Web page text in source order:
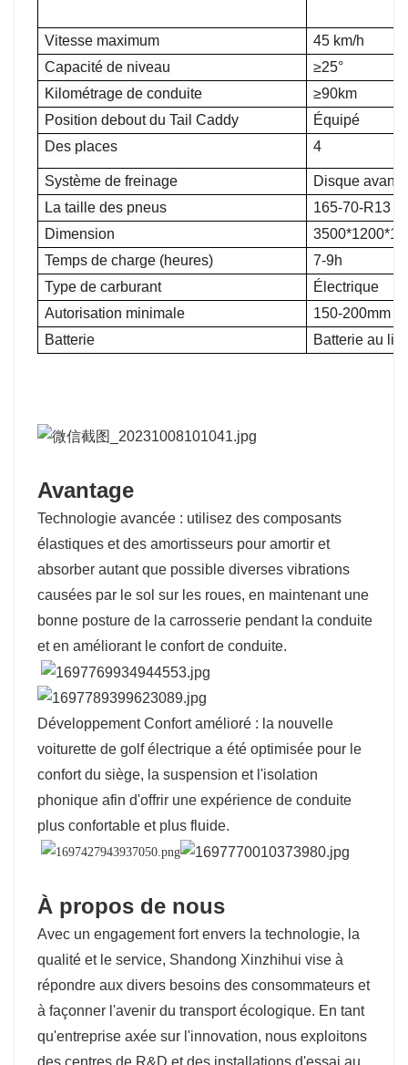
Vitesse maximum
45 km/h
Capacité de niveau
≥25°
Kilométrage de conduite
≥90km
Position debout du Tail Caddy
Équipé
Des places
4
Système de freinage
Disque
La taille des pneus
165-70-R13
Dimension
Temps de charge (heures)
7-9h
Type de carburant
Électrique
Autorisation minimale
150-200mm
Batterie
Batterie au
Avantage
Technologie avancée : utilisez des composants
élastiques et des amortisseurs pour amortir et
absorber autant que possible diverses vibrations
causées par le sol sur les roues, en maintenant une
bonne posture de la carrosserie pendant la conduite
et en améliorant le confort de conduite.
Développement Confort amélioré : la nouvelle
voiturette de golf électrique a été optimisée pour le
confort du siège, la suspension et l'isolation
phonique afin d'offrir une expérience de conduite
plus confortable et plus fluide.
À propos de nous
Avec un engagement fort envers la technologie, la
qualité et le service, Shandong Xinzhihui vise à
répondre aux divers besoins des consommateurs et
à façonner l'avenir du transport écologique. En tant
qu'entreprise axée sur l'innovation, nous exploitons